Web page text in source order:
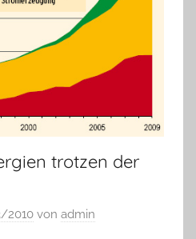
trotzen der
2010 von admin